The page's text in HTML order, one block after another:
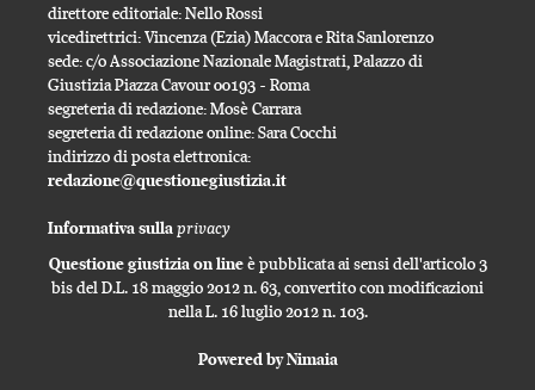
direttore editoriale: Nello Rossi
vicedirettrici: Vincenza (Ezia) Maccora e Rita Sanlorenzo
sede: c/o Associazione Nazionale Magistrati, Palazzo di
Giustizia Piazza Cavour 00193 - Roma
segreteria di redazione: Mosè Carrara
segreteria di redazione online: Sara Cocchi
indirizzo di posta elettronica:
redazione@questionegiustizia.it
Informativa sullaprivacy
Questione giustizia on lineè pubblicata ai sensi dell'articolo 3
bis del D.L. 18 maggio 2012 n. 63, convertito con modificazioni
nella L. 16 luglio 2012 n. 103.
Powered by Nimaia